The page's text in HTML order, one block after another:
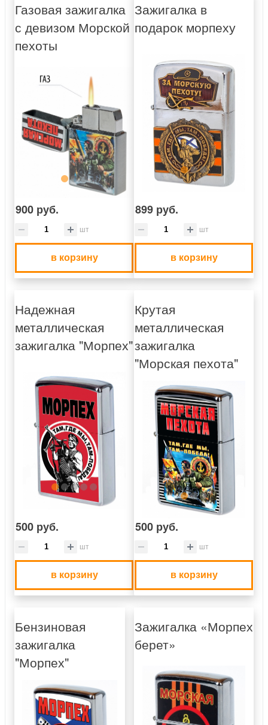
Газовая зажигалка
с девизом Морской
пехоты
900 руб.
шт
в корзину
Зажигалка в
подарок морпеху
899 руб.
шт
в корзину
Надежная
металлическая
зажигалка "Морпех"
500 руб.
шт
в корзину
Крутая
металлическая
зажигалка
"Морская пехота"
500 руб.
шт
в корзину
Бензиновая
зажигалка
"Морпех"
Зажигалка «Морпех
берет»